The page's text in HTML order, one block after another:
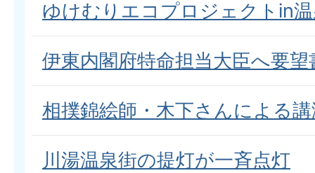
ゆけむりエコプロジェクトin
伊東内閣府特命担当大臣へ要望
相撲錦絵師・木下さんによる
川湯温泉街の提灯が一斉点灯